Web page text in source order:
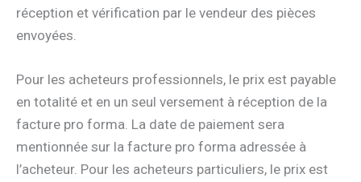
réception et vérification par le vendeur des pièces
envoyées.
Pour les acheteurs professionnels, le prix est payable
en totalité et en un seul versement à réception de la
facture pro forma. La date de paiement sera
mentionnée sur la facture pro forma adressée à
l’acheteur. Pour les acheteurs particuliers, le prix est